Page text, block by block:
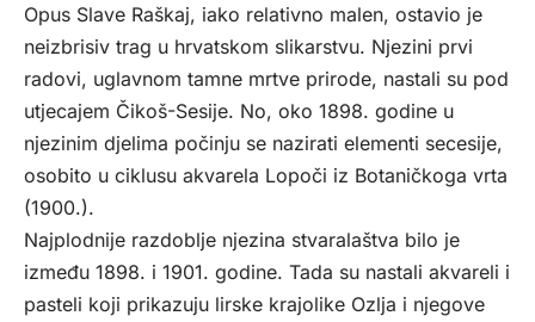
Opus Slave Raškaj, iako relativno malen, ostavio je
neizbrisiv trag u hrvatskom slikarstvu. Njezini prvi
radovi, uglavnom tamne mrtve prirode, nastali su pod
utjecajem Čikoš-Sesije. No, oko 1898. godine u
njezinim djelima počinju se nazirati elementi secesije,
osobito u ciklusu akvarela Lopoči iz Botaničkoga vrta
(1900.).
Najplodnije razdoblje njezina stvaralaštva bilo je
između 1898. i 1901. godine. Tada su nastali akvareli i
pasteli koji prikazuju lirske krajolike Ozlja i njegove